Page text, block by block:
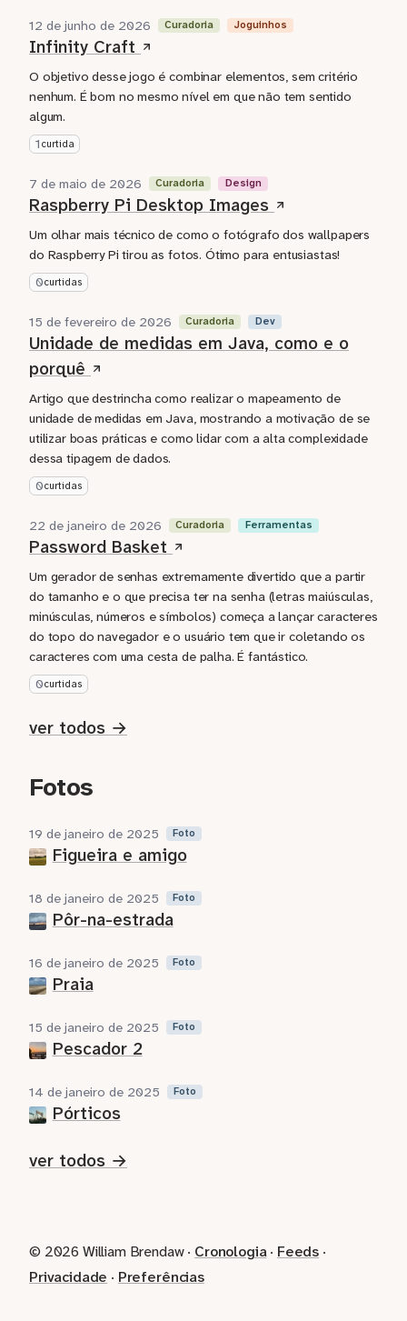
12 de junho de 2026 Curadoria Joguinhos
Infinity Craft
O objetivo desse jogo é combinar elementos, sem critério
nenhum. É bom no mesmo nível em que não tem sentido
algum.
1 curtida
7 de maio de 2026 Curadoria Design
Raspberry Pi Desktop Images
Um olhar mais técnico de como o fotógrafo dos wallpapers
do Raspberry Pi tirou as fotos. Ótimo para entusiastas!
0curtidas
15 de fevereiro de 2026 Curadoria Dev
Unidade de medidas em Java, como e o
porquê
Artigo que destrincha como realizar o mapeamento de
unidade de medidas em Java, mostrando a motivação de se
utilizar boas práticas e como lidar com a alta complexidade
dessa tipagem de dados.
0curtidas
22 de janeiro de 2026 Curadoria Ferramentas
Password Basket
Um gerador de senhas extremamente divertido que a partir
do tamanho e o que precisa ter na senha (letras maiúsculas,
minúsculas, números e símbolos) começa a lançar caracteres
do topo do navegador e o usuário tem que ir coletando os
caracteres com uma cesta de palha. É fantástico.
0curtidas
ver todos →
Fotos
19 de janeiro de 2025 Foto
Figueira e amigo
18 de janeiro de 2025 Foto
Pôr-na-estrada
16 de janeiro de 2025 Foto
Praia
15 de janeiro de 2025 Foto
Pescador 2
14 de janeiro de 2025 Foto
Pórticos
ver todos →
© 2026 William Brendaw · Cronologia· Feeds ·
Privacidade · Preferências